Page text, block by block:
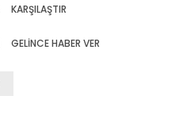
KARŞILAŞTIR
GELINCE HABER VER